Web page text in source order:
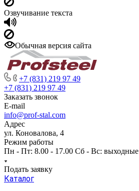
Озвучивание текста
Обычная версия сайта
+7 (831) 219 97 49
+7 (831) 219 97 49
Заказать звонок
E-mail
info@prof-stal.com
Адрес
ул. Коновалова, 4
Режим работы
Пн - Пт: 8.00 - 17.00 Сб - Вс: выходные
Подать заявку
Каталог